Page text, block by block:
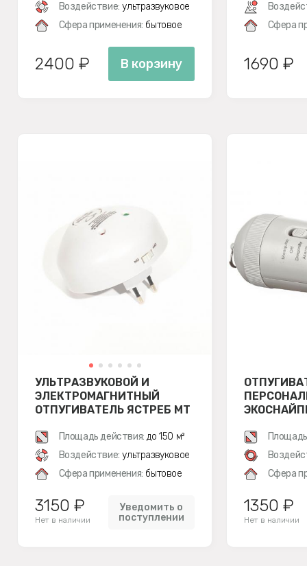
Воздействие: ультразвуковое
Сфера применения: бытовое
2400 ₽ В корзину
Сфера
1690 ₽
УЛЬТРАЗВУКОВОЙ И
ЭЛЕКТРОМАГНИТНЫЙ
ОТПУГИВАТЕЛЬ ЯСТРЕБ МТ
Площадь действия: до 150 м²
Воздействие: ультразвуковое
Сфера применения: бытовое
3150 ₽
Нет в наличии
Уведомить о
поступлении
Сфера
1350 ₽
Нет в наличии